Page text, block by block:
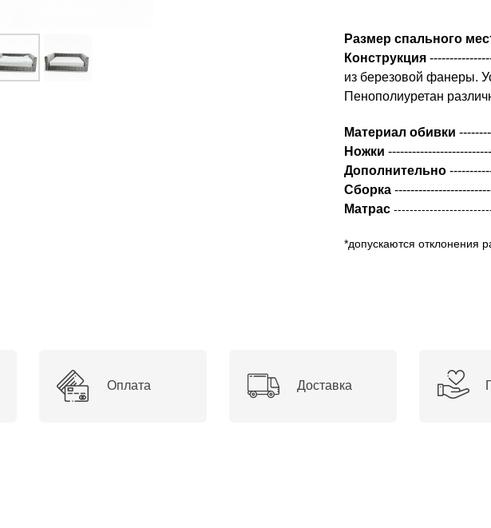
Размер спального
Конструкция
из березовой фанеры.
Пенополиуретан
Материал обивки
Ножки
Дополнительно
Сборка
Матрас
*допускаются отклонения
Оплата Доставка